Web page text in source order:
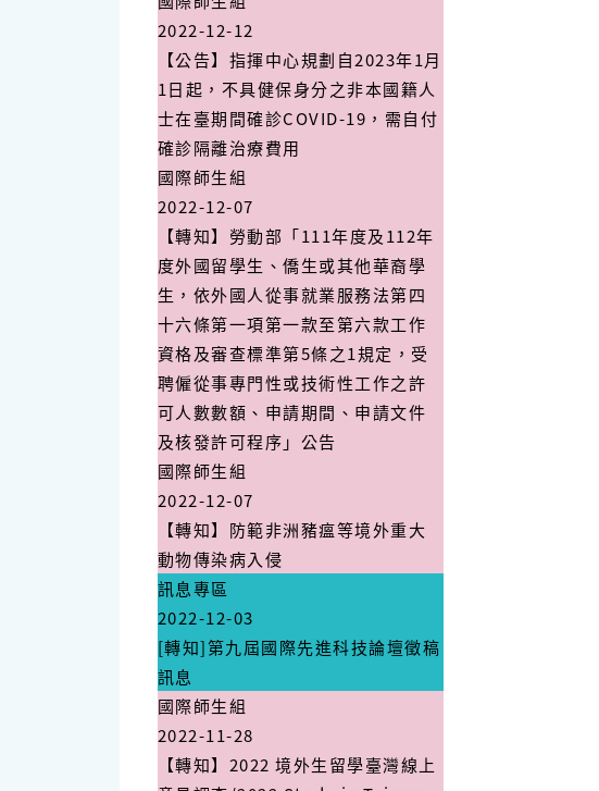
2022-12-12
【公告】指揮中心規劃自2023年1月
1日起，不具健保身分之非本國籍人
士在臺期間確診COVID-19，需自付
確診隔離治療費用
國際師生組
2022-12-07
【轉知】勞動部「111年度及112年
度外國留學生、僑生或其他華裔學
生，依外國人從事就業服務法第四
十六條第一項第一款至第六款工作
資格及審查標準第5條之1規定，受
聘僱從事專門性或技術性工作之許
可人數數額、申請期間、申請文件
及核發許可程序」公告
國際師生組
2022-12-07
【轉知】防範非洲豬瘟等境外重大
動物傳染病入侵
訊息專區
2022-12-03
[轉知]第九屆國際先進科技論壇徵稿
訊息
國際師生組
2022-11-28
【轉知】2022 境外生留學臺灣線上